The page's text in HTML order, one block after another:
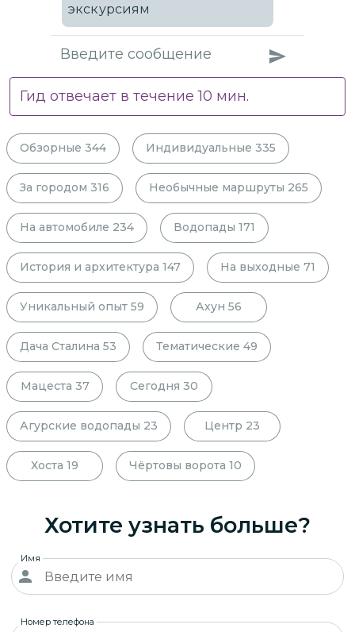
экскурсиям
Гид отвечает в течение10 мин.
Обзорные 344 Индивидуальные 335
За городом 316 Необычные маршруты 265
На автомобиле 234 Водопады 171
История и архитектура 147 На выходные 71
Уникальный опыт 59 Ахун 56
Дача Сталина 53 Тематические 49
Мацеста 37 Сегодня 30
Агурские водопады 23 Центр 23
Хоста 19 Чёртовы ворота 10
Хотите узнать больше?
Имя
Номер телефона